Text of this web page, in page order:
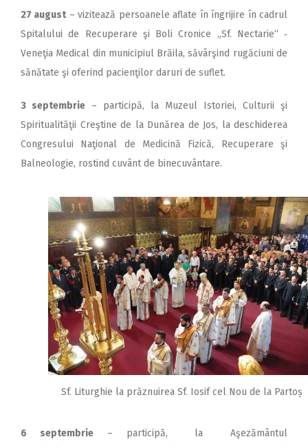
27 august– vizitează persoanele aflate în îngrijire în cadrul
Spitalului de Recuperare şi Boli Cronice „Sf. Nectarie“ ‑
Veneţia Medical din municipiul Brăila, săvârşind rugăciuni de
sănătate şi oferind pacienţilor daruri de suflet.
3 septembrie – participă, la Muzeul Istoriei, Culturii şi
Spiritualităţii Creştine de la Dunărea de Jos, la deschiderea
Congresului Naţional de Medicină Fizică, Recuperare şi
Balneologie, rostind cuvânt de binecuvântare.
Sf. Liturghie la prăznuirea Sf. Iosif cel Nou de la Partoș
6 septembrie– participă, la Aşezământul